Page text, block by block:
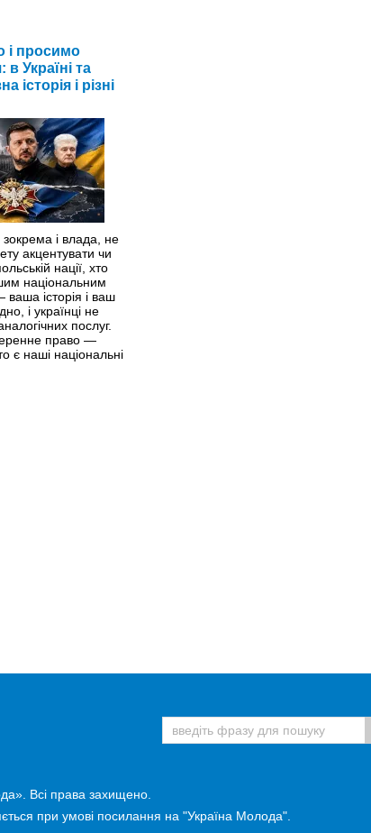
і просимо
Україні та
історія і різні
зокрема і влада, не
акцентувати чи
нації, хто
національним
історія і ваш
і українці не
послуг.
право —
є наші національні
Всі права захищено.
при умові посилання на "Україна Молода".